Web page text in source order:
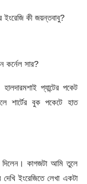
ইংরেজি কী জয়ন্তবাবু?
কর্নেল সার?
প্যান্টের পকেট
শার্টের বুক পকেটে হাত
দিলেন। কাগজটা আমি তুলে
ইংরেজিতে লেখা একটা